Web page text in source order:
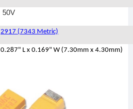
50V
2917 (7343 Metric)
0.287" L x 0.169" W (7.30mm x 4.30mm)